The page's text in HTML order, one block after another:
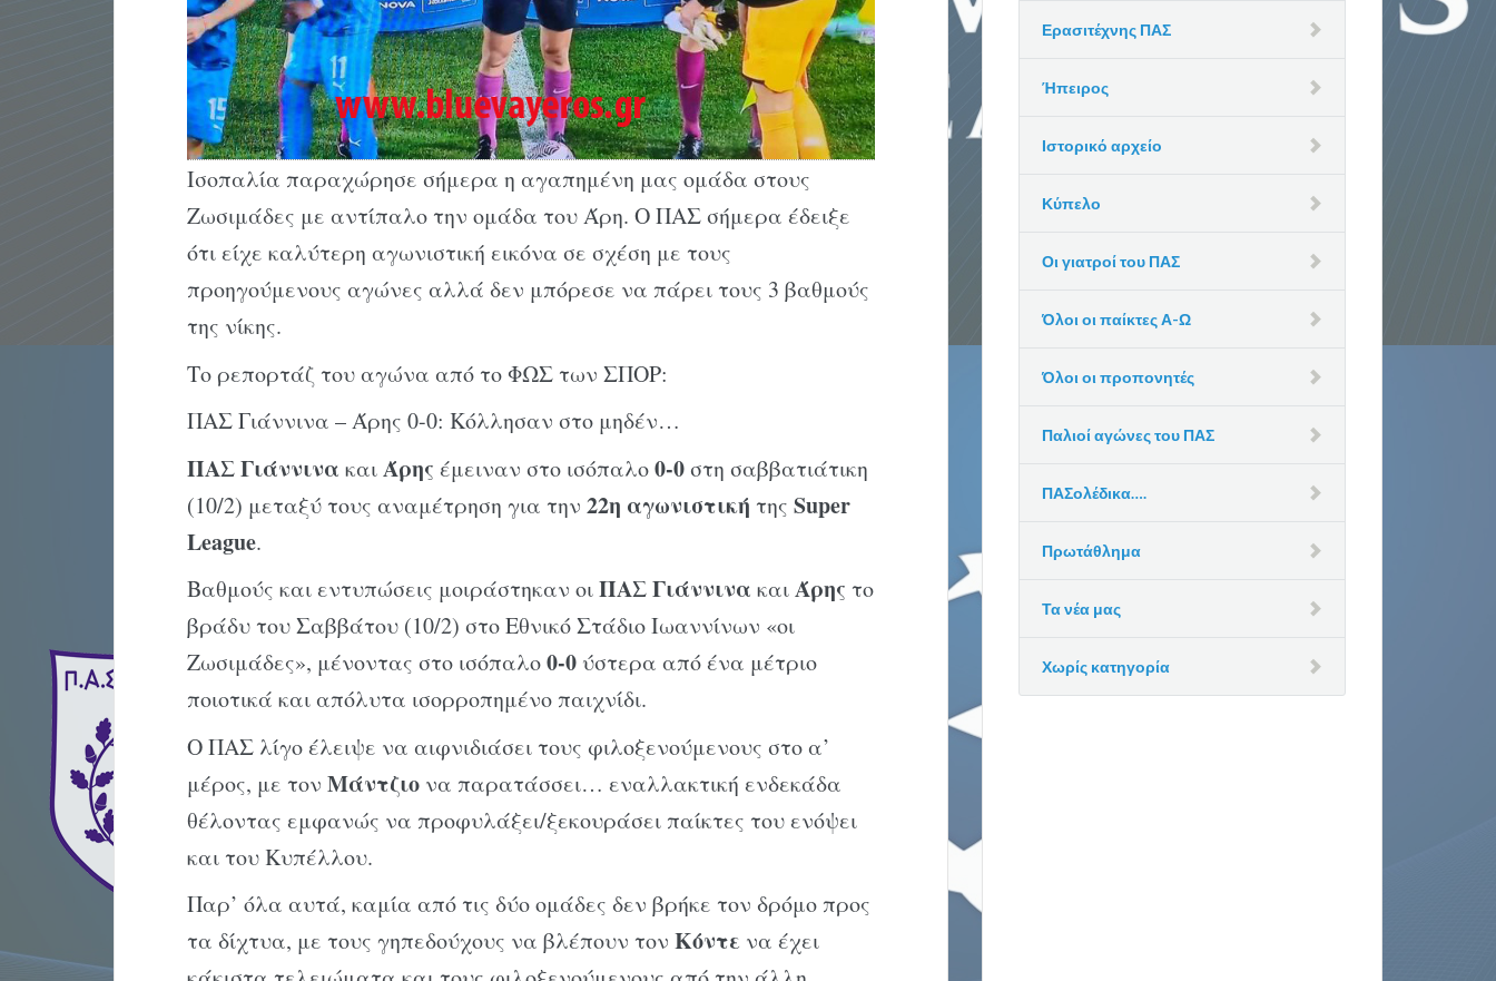
Ισοπαλία παραχώρησε σήμερα η αγαπημένη μας ομάδα στους
Ζωσιμάδες με αντίπαλο την ομάδα του Άρη. Ο ΠΑΣ σήμερα έδειξε
ότι είχε καλύτερη αγωνιστική εικόνα σε σχέση με τους
προηγούμενους αγώνες αλλά δεν μπόρεσε να πάρει τους 3 βαθμούς
της νίκης.
Το ρεπορτάζ του αγώνα από το ΦΩΣ των ΣΠΟΡ:
ΠΑΣ Γιάννινα – Άρης 0-0: Κόλλησαν στο μηδέν…
ΠΑΣΓιάννινα καιΆρης έμειναν στο ισόπαλο0-0στη σαββατιάτικη
(10/2) μεταξύ τους αναμέτρηση για την 22η αγωνιστική της Super
League.
Βαθμούς και εντυπώσεις μοιράστηκαν οιΠΑΣΓιάννινα καιΆρης το
βράδυ του Σαββάτου (10/2) στο Εθνικό Στάδιο Ιωαννίνων «οι
Ζωσιμάδες», μένοντας στο ισόπαλο0-0ύστερα από ένα μέτριο
ποιοτικά και απόλυτα ισορροπημένο παιχνίδι.
Ο ΠΑΣ λίγο έλειψε να αιφνιδιάσει τους φιλοξενούμενους στο α’
μέρος, με τον Μάντζιονα παρατάσσει… εναλλακτική ενδεκάδα
θέλοντας εμφανώς να προφυλάξει/ξεκουράσει παίκτες του ενόψει
και του Κυπέλλου.
Παρ’ όλα αυτά, καμία από τις δύο ομάδες δεν βρήκε τον δρόμο προς
τα δίχτυα, με τους γηπεδούχους να βλέπουν τον Κόντε να έχει
Ερασιτέχνης ΠΑΣ
Ήπειρος
Ιστορικό αρχείο
Κύπελο
Οι γιατροί του ΠΑΣ
Όλοι οι παίκτες Α-Ω
Όλοι οι προπονητές
Παλιοί αγώνες του ΠΑΣ
ΠΑΣολέδικα….
Πρωτάθλημα
Τα νέα μας
Χωρίς κατηγορία